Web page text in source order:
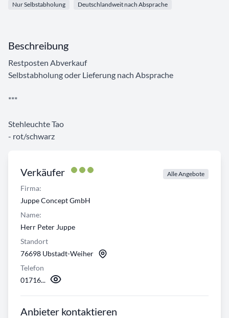
Nur Selbstabholung Deutschlandweit nach Absprache
Verkäufer Alle Angebote
Firma:
Juppe Concept GmbH
Name:
Herr Peter Juppe
Standort
76698 Ubstadt-Weiher
Telefon
01716...
Anbieter kontaktieren
Beschreibung
Restposten Abverkauf
Selbstabholung oder Lieferung nach Absprache
***
Stehleuchte Tao
- rot/schwarz